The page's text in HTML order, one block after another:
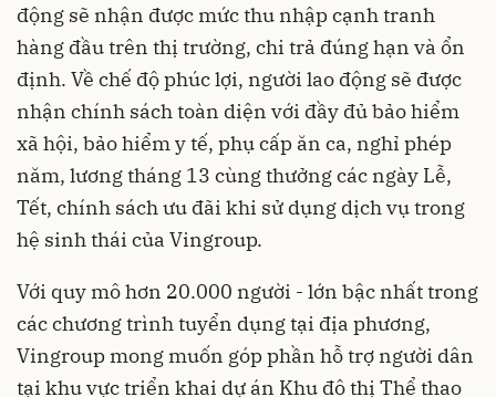
động sẽ nhận được mức thu nhập cạnh tranh
hàng đầu trên thị trường, chi trả đúng hạn và ổn
định. Về chế độ phúc lợi, người lao động sẽ được
nhận chính sách toàn diện với đầy đủ bảo hiểm
xã hội, bảo hiểm y tế, phụ cấp ăn ca, nghỉ phép
năm, lương tháng 13 cùng thưởng các ngày Lễ,
Tết, chính sách ưu đãi khi sử dụng dịch vụ trong
hệ sinh thái của Vingroup.
Với quy mô hơn 20.000 người - lớn bậc nhất trong
các chương trình tuyển dụng tại địa phương,
Vingroup mong muốn góp phần hỗ trợ người dân
tại khu vực triển khai dự án Khu đô thị Thể thao